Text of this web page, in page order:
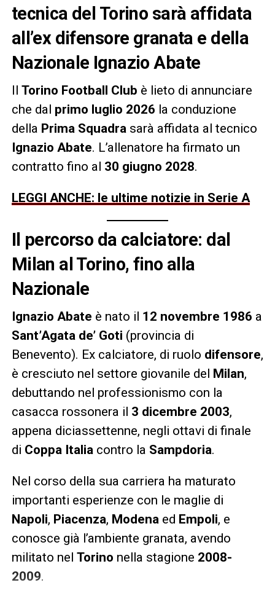
tecnica del Torino sarà affidata
all’ex difensore granata e della
Nazionale Ignazio Abate
Il Torino Football Club è lieto di annunciare
che dal primo luglio 2026 la conduzione
della Prima Squadra sarà affidata al tecnico
Ignazio Abate. L’allenatore ha firmato un
contratto fino al 30 giugno 2028.
LEGGI ANCHE: le ultime notizie in Serie A
Il percorso da calciatore: dal
Milan al Torino, fino alla
Nazionale
Ignazio Abate è nato il 12 novembre 1986 a
Sant’Agata de’ Goti (provincia di
Benevento). Ex calciatore, di ruolo difensore,
è cresciuto nel settore giovanile del Milan,
debuttando nel professionismo con la
casacca rossonera il 3 dicembre 2003,
appena diciassettenne, negli ottavi di finale
di Coppa Italia contro la Sampdoria.
Nel corso della sua carriera ha maturato
importanti esperienze con le maglie di
Napoli, Piacenza, Modena ed Empoli, e
conosce già l’ambiente granata, avendo
militato nel Torino nella stagione 2008-
2009.